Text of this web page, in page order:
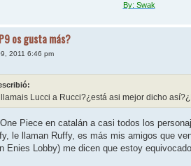
By: Swak
os gusta más?
2011 6:46 pm
Lucci a Rucci?¿está asi mejor dicho
Piece en catalán a casi todos los
le llaman Ruffy, es más mis amigos que
Enies Lobby) me dicen que estoy